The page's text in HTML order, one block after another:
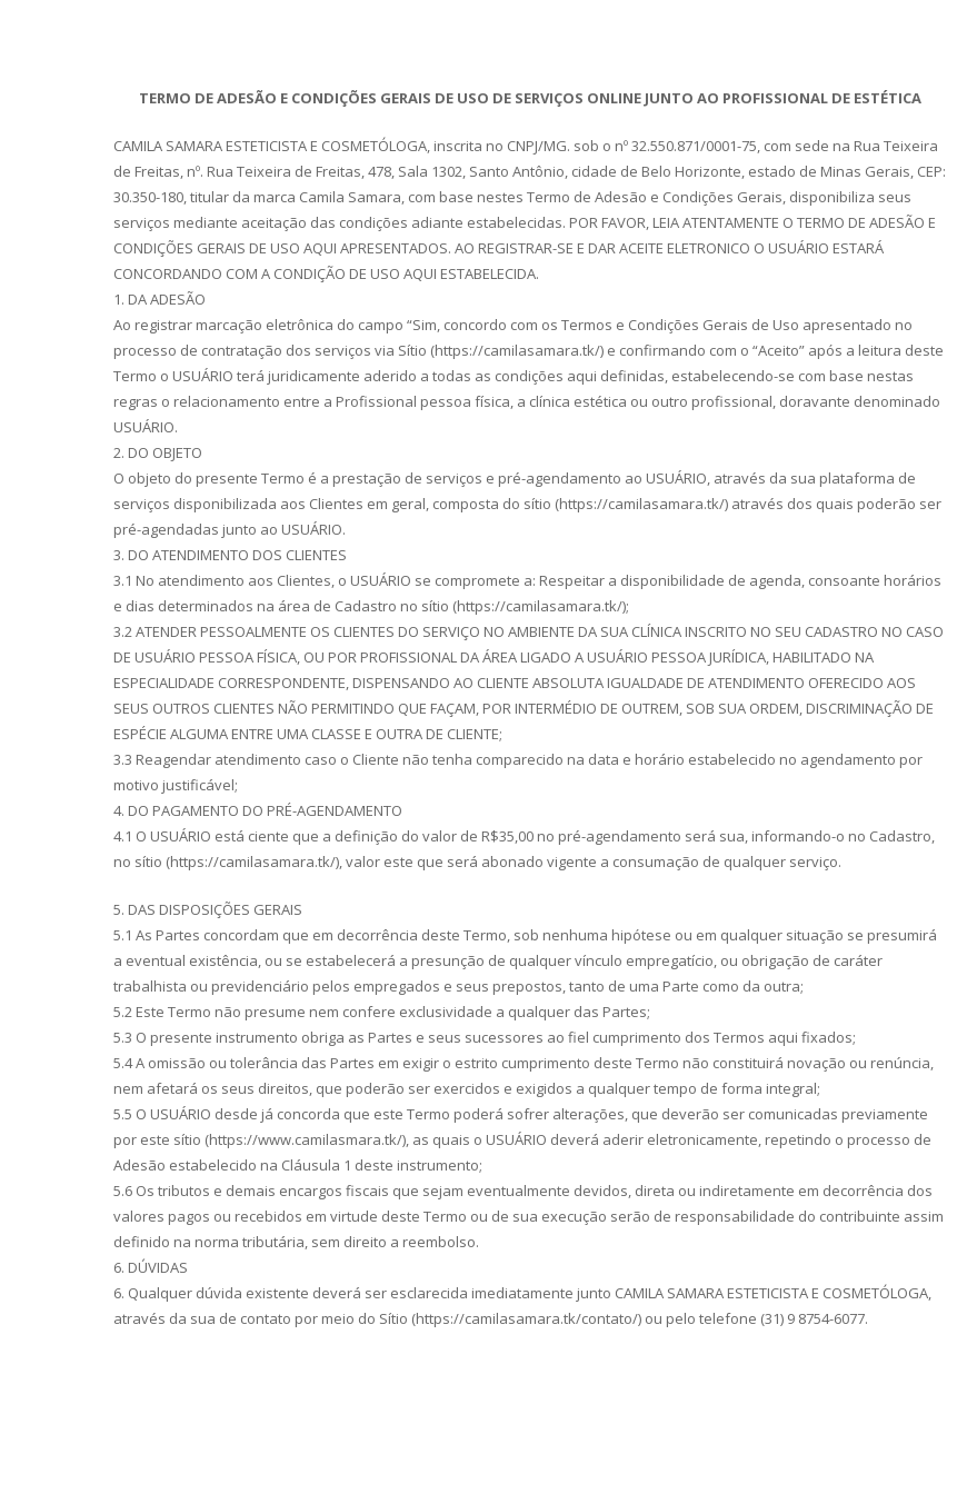
TERMO DE ADESÃO E CONDIÇÕES GERAIS DE USO DE SERVIÇOS ONLINE JUNTO AO PROFISSIONAL DE ESTÉTICA
CAMILA SAMARA ESTETICISTA E COSMETÓLOGA, inscrita no CNPJ/MG. sob o nº 32.550.871/0001-75, com sede na Rua Teixeira
de Freitas, nº. Rua Teixeira de Freitas, 478, Sala 1302, Santo Antônio, cidade de Belo Horizonte, estado de Minas Gerais, CEP:
30.350-180, titular da marca Camila Samara, com base nestes Termo de Adesão e Condições Gerais, disponibiliza seus
serviços mediante aceitação das condições adiante estabelecidas. POR FAVOR, LEIA ATENTAMENTE O TERMO DE ADESÃO E
CONDIÇÕES GERAIS DE USO AQUI APRESENTADOS. AO REGISTRAR-SE E DAR ACEITE ELETRONICO O USUÁRIO ESTARÁ
CONCORDANDO COM A CONDIÇÃO DE USO AQUI ESTABELECIDA.
1. DA ADESÃO
Ao registrar marcação eletrônica do campo “Sim, concordo com os Termos e Condições Gerais de Uso apresentado no
processo de contratação dos serviços via Sítio (https://camilasamara.tk/) e confirmando com o “Aceito” após a leitura deste
Termo o USUÁRIO terá juridicamente aderido a todas as condições aqui definidas, estabelecendo-se com base nestas
regras o relacionamento entre a Profissional pessoa física, a clínica estética ou outro profissional, doravante denominado
USUÁRIO.
2. DO OBJETO
O objeto do presente Termo é a prestação de serviços e pré-agendamento ao USUÁRIO, através da sua plataforma de
serviços disponibilizada aos Clientes em geral, composta do sítio (https://camilasamara.tk/) através dos quais poderão ser
pré-agendadas junto ao USUÁRIO.
3. DO ATENDIMENTO DOS CLIENTES
3.1 No atendimento aos Clientes, o USUÁRIO se compromete a: Respeitar a disponibilidade de agenda, consoante horários
e dias determinados na área de Cadastro no sítio (https://camilasamara.tk/);
3.2 ATENDER PESSOALMENTE OS CLIENTES DO SERVIÇO NO AMBIENTE DA SUA CLÍNICA INSCRITO NO SEU CADASTRO NO CASO
DE USUÁRIO PESSOA FÍSICA, OU POR PROFISSIONAL DA ÁREA LIGADO A USUÁRIO PESSOA JURÍDICA, HABILITADO NA
ESPECIALIDADE CORRESPONDENTE, DISPENSANDO AO CLIENTE ABSOLUTA IGUALDADE DE ATENDIMENTO OFERECIDO AOS
SEUS OUTROS CLIENTES NÃO PERMITINDO QUE FAÇAM, POR INTERMÉDIO DE OUTREM, SOB SUA ORDEM, DISCRIMINAÇÃO DE
ESPÉCIE ALGUMA ENTRE UMA CLASSE E OUTRA DE CLIENTE;
3.3 Reagendar atendimento caso o Cliente não tenha comparecido na data e horário estabelecido no agendamento por
motivo justificável;
4. DO PAGAMENTO DO PRÉ-AGENDAMENTO
4.1 O USUÁRIO está ciente que a definição do valor de R$35,00 no pré-agendamento será sua, informando-o no Cadastro,
no sítio (https://camilasamara.tk/), valor este que será abonado vigente a consumação de qualquer serviço.
5. DAS DISPOSIÇÕES GERAIS
5.1 As Partes concordam que em decorrência deste Termo, sob nenhuma hipótese ou em qualquer situação se presumirá
a eventual existência, ou se estabelecerá a presunção de qualquer vínculo empregatício, ou obrigação de caráter
trabalhista ou previdenciário pelos empregados e seus prepostos, tanto de uma Parte como da outra;
5.2 Este Termo não presume nem confere exclusividade a qualquer das Partes;
5.3 O presente instrumento obriga as Partes e seus sucessores ao fiel cumprimento dos Termos aqui fixados;
5.4 A omissão ou tolerância das Partes em exigir o estrito cumprimento deste Termo não constituirá novação ou renúncia,
nem afetará os seus direitos, que poderão ser exercidos e exigidos a qualquer tempo de forma integral;
5.5 O USUÁRIO desde já concorda que este Termo poderá sofrer alterações, que deverão ser comunicadas previamente
por este sítio (https://www.camilasmara.tk/), as quais o USUÁRIO deverá aderir eletronicamente, repetindo o processo de
Adesão estabelecido na Cláusula 1 deste instrumento;
5.6 Os tributos e demais encargos fiscais que sejam eventualmente devidos, direta ou indiretamente em decorrência dos
valores pagos ou recebidos em virtude deste Termo ou de sua execução serão de responsabilidade do contribuinte assim
definido na norma tributária, sem direito a reembolso.
6. DÚVIDAS
6. Qualquer dúvida existente deverá ser esclarecida imediatamente junto CAMILA SAMARA ESTETICISTA E COSMETÓLOGA,
através da sua de contato por meio do Sítio (https://camilasamara.tk/contato/) ou pelo telefone (31) 9 8754-6077.